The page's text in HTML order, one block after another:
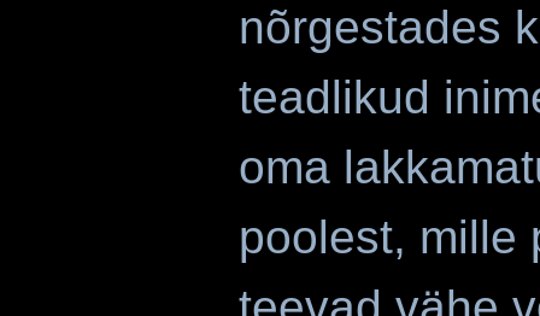
nõrgestades
teadlikud
oma
poolest, mille